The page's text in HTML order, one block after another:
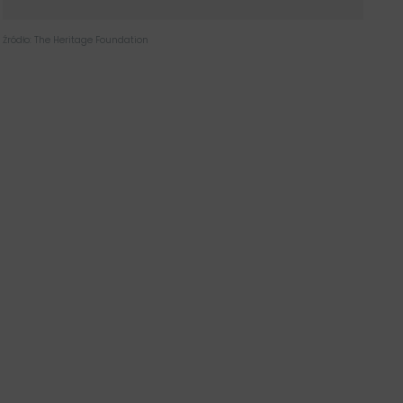
Źródło: The Heritage Foundation